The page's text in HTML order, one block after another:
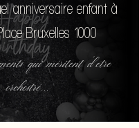
anniversaire enfant à
Bruxelles 1000
qui méritent d'etre
orchestré...